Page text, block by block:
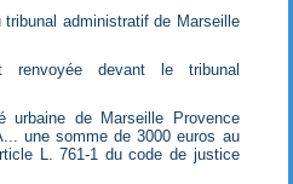
administratif de Marseille
devant le tribunal
urbaine de Marseille Provence
une somme de 3000 euros au
L. 761-1 du code de justice